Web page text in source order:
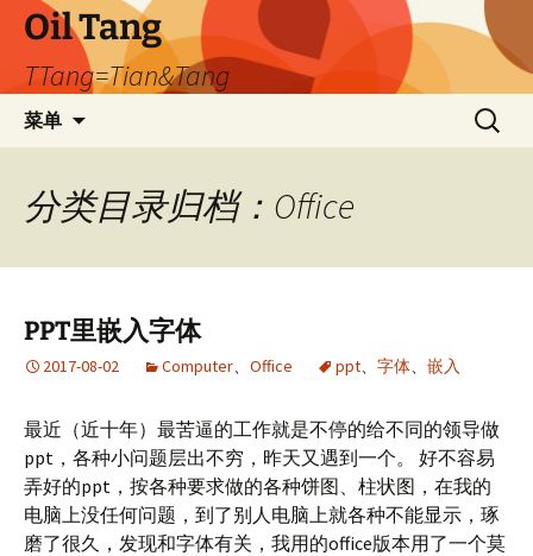
文
Oil Tang
TTang=Tian&Tang
菜单
搜
索：
分类目录归档：Office
PPT里嵌入字体
2017-08-02 Computer、 Office ppt、 字体、 嵌入
最近（近十年）最苦逼的工作就是不停的给不同的领导做
ppt，各种小问题层出不穷，昨天又遇到一个。 好不容易
弄好的ppt，按各种要求做的各种饼图、柱状图，在我的
电脑上没任何问题，到了别人电脑上就各种不能显示，琢
磨了很久，发现和字体有关，我用的office版本用了一个莫